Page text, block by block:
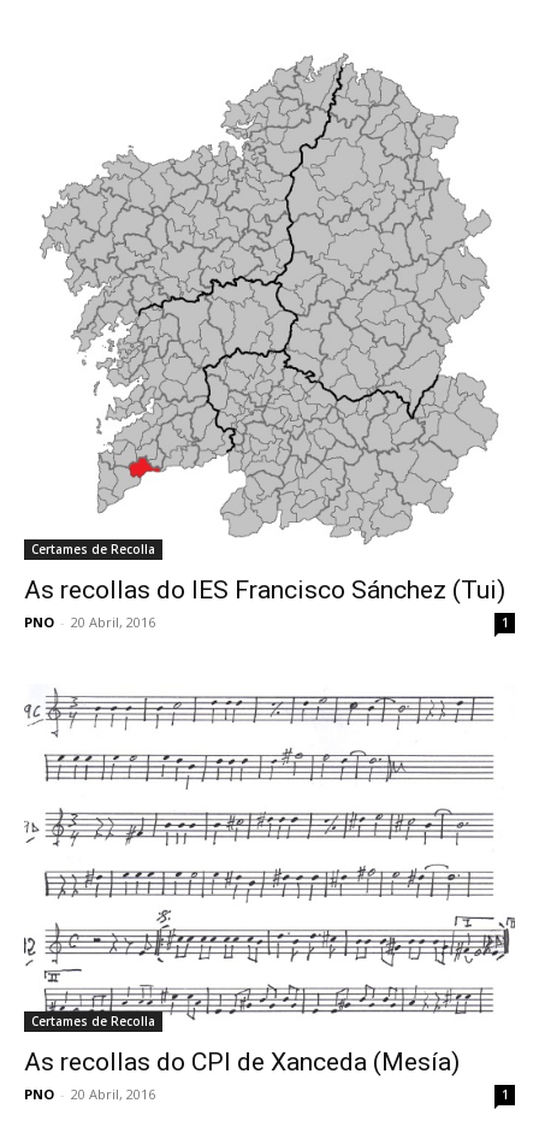
Certames de Recolla
As recollas do IES Francisco Sánchez (Tui)
PNO - 20 Abril, 2016 1
Certames de Recolla
As recollas do CPI de Xanceda (Mesía)
PNO - 20 Abril, 2016 1